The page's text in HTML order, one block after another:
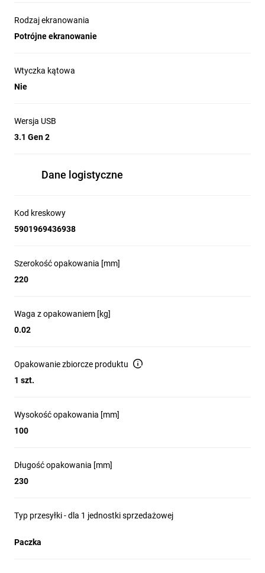
Rodzaj ekranowania
Potrójne ekranowanie
Wtyczka kątowa
Nie
Wersja USB
3.1 Gen 2
Dane logistyczne
Kod kreskowy
5901969436938
Szerokość opakowania [mm]
220
Waga z opakowaniem [kg]
0.02
Opakowanie zbiorcze produktu
1 szt.
Wysokość opakowania [mm]
100
Długość opakowania [mm]
230
Typ przesyłki - dla 1 jednostki sprzedażowej
Paczka